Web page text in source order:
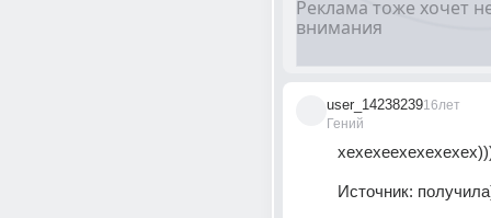
user_14238239
Гений
16лет
Источник: